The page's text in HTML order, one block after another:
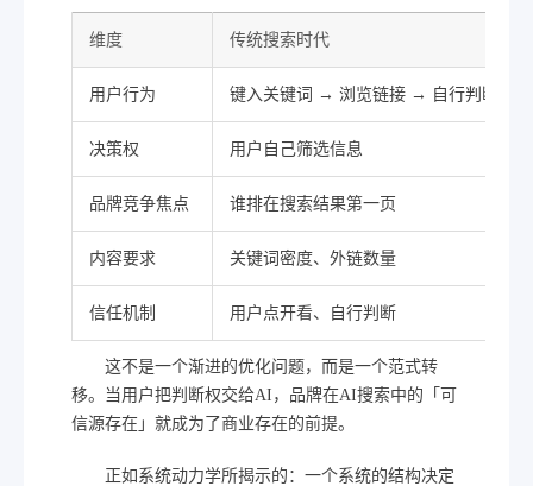
维度 传统搜索时代
用户行为 键入关键词 → 浏览链接 → 自行判断
决策权 用户自己筛选信息
品牌竞争焦点 谁排在搜索结果第一页
内容要求 关键词密度、外链数量
信任机制 用户点开看、自行判断
这不是一个渐进的优化问题，而是一个范式转
移。当用户把判断权交给AI，品牌在AI搜索中的「可
信源存在」就成为了商业存在的前提。
正如系统动力学所揭示的：一个系统的结构决定